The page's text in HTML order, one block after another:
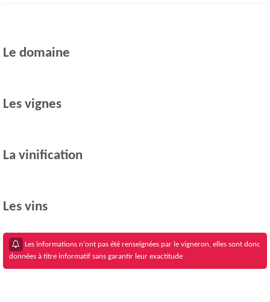
Le domaine
Les vignes
La vinification
Les vins
Les informations n'ont pas été renseignées par le vigneron, elles sont donc
données à titre informatif sans garantir leur exactitude